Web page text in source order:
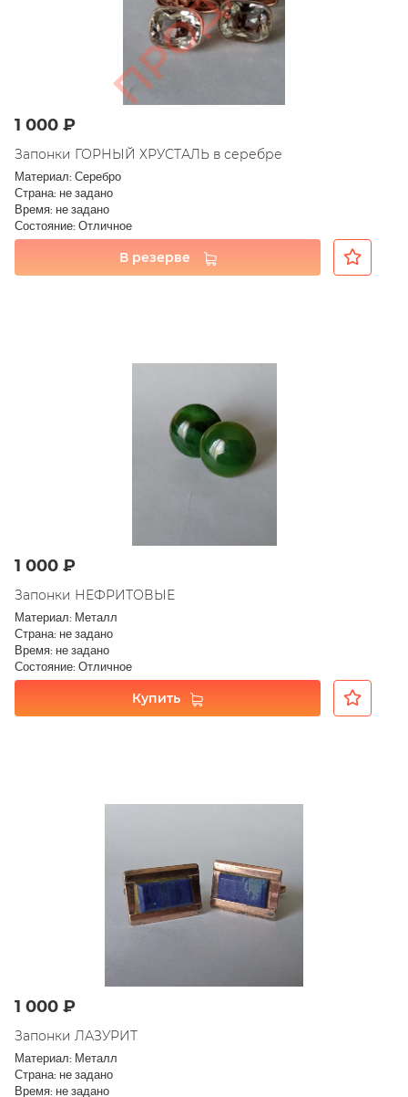
1 000 ₽
Запонки ГОРНЫЙ ХРУСТАЛЬ в серебре
Материал: Серебро
Страна: не задано
Время: не задано
Состояние: Отличное
В резерве
1 000 ₽
Запонки НЕФРИТОВЫЕ
Материал: Металл
Страна: не задано
Время: не задано
Состояние: Отличное
Купить
1 000 ₽
Запонки ЛАЗУРИТ
Материал: Металл
Страна: не задано
Время: не задано